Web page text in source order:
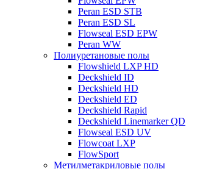
Peran ESD STB
Peran ESD SL
Flowseal ESD EPW
Peran WW
Полиуретановые полы
Flowshield LXP HD
Deckshield ID
Deckshield HD
Deckshield ED
Deckshield Rapid
Deckshield Linemarker QD
Flowseal ESD UV
Flowcoat LXP
FlowSport
Метилметакриловые полы